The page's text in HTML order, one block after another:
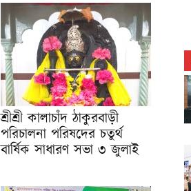
শ্রীশ্রী কালাচাঁদ ঠাকুরবাড়ী
পরিচালনা পরিষদের চতুর্থ
বার্ষিক সাধারণ সভা ৩ জুলাই